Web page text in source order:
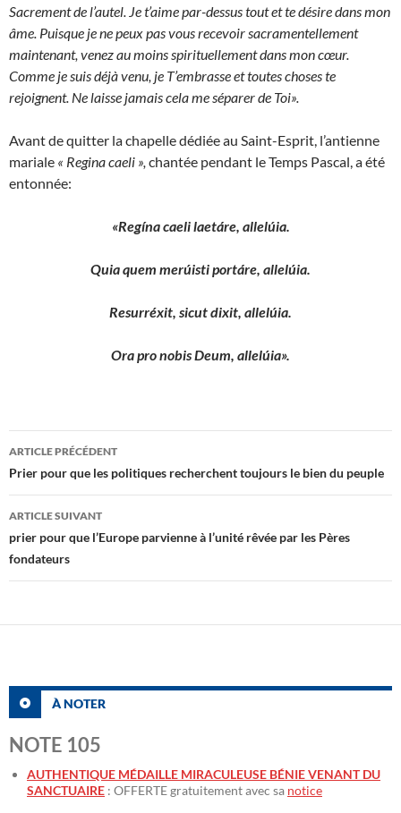
Sacrement de l’autel. Je t’aime par-dessus tout et te désire dans mon
âme. Puisque je ne peux pas vous recevoir sacramentellement
maintenant, venez au moins spirituellement dans mon cœur.
Comme je suis déjà venu, je T’embrasse et toutes choses te
rejoignent. Ne laisse jamais cela me séparer de Toi».
Avant de quitter la chapelle dédiée au Saint-Esprit, l’antienne
mariale « Regina caeli », chantée pendant le Temps Pascal, a été
entonnée:
«Regína caeli laetáre, allelúia.
Quia quem merúisti portáre, allelúia.
Resurréxit, sicut dixit, allelúia.
Ora pro nobis Deum, allelúia».
Navigation
des
articles
ARTICLE PRÉCÉDENT
Prier pour que les politiques recherchent toujours le bien du peuple
ARTICLE SUIVANT
prier pour que l’Europe parvienne à l’unité rêvée par les Pères
fondateurs
À NOTER
NOTE 105
AUTHENTIQUE MÉDAILLE MIRACULEUSE BÉNIE VENANT DU
SANCTUAIRE : OFFERTE gratuitement avec sa notice